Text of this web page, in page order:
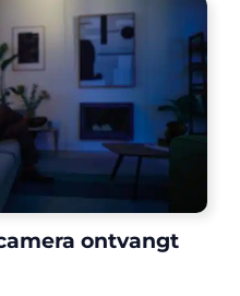
ontvangt